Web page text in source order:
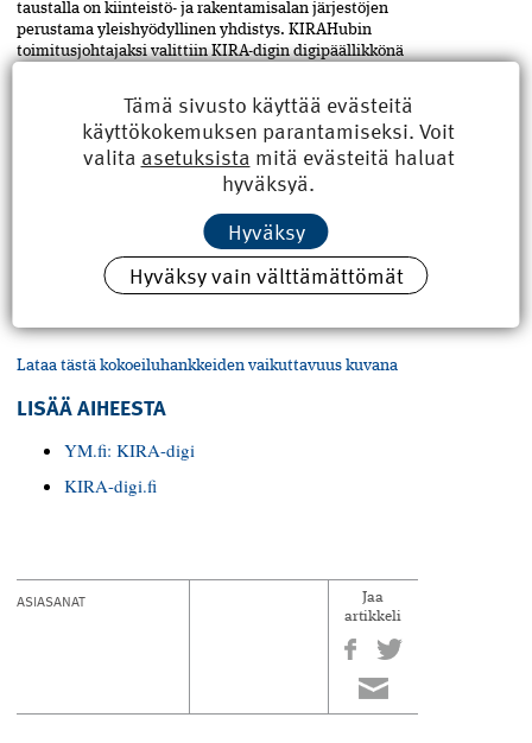
taustalla on kiinteistö- ja rakentamisalan järjestöjen
perustama yleishyödyllinen yhdistys. KIRAHubin
toimitusjohtajaksi valittiin KIRA-digin digipäällikkönä
FAKTAA: KIRA-DIGI MYÖNSI TUKEA 139
HANKKEELLE
44 % hankkeista jatkaa toimintaansa
4 % hankkeista keskeytyi hankeaikana
32 % ei jatka toimintaansa
20 % hankkeista toiminnan jatkumista ei ole
Lataa tästä kokoeiluhankkeiden vaikuttavuus kuvana
LISÄÄ AIHEESTA
YM.fi: KIRA-digi
KIRA-digi.fi
ASIASANAT
Jaa
artikkeli
Tämä sivusto käyttää evästeitä
käyttökokemuksen parantamiseksi. Voit
valita asetuksista mitä evästeitä haluat
hyväksyä.
Hyväksy
Hyväksy vain välttämättömät